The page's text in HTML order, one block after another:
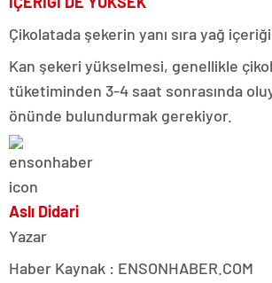
Çikolatada şekerin yanı sıra yağ
Kan şekeri yükselmesi, genellikle
tüketiminden 3-4 saat sonrasında
önünde bulundurmak gerekiyor.
Aslı Didari
Yazar
Haber Kaynak : ENSONHABER.COM